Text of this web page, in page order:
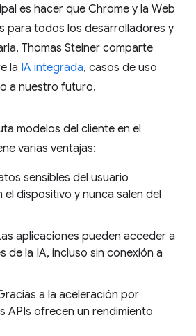
es hacer que Chrome y la Web
para todos los desarrolladores y
Thomas Steiner comparte
la IA integrada, casos de uso
a nuestro futuro.
modelos del cliente en el
varias ventajas:
sensibles del usuario
el dispositivo y nunca salen del
aplicaciones pueden acceder a
de la IA, incluso sin conexión a
a la aceleración por
APIs ofrecen un rendimiento